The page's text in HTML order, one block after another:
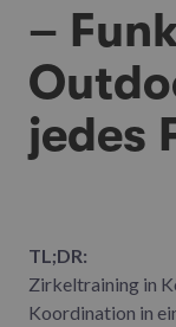
–
jedes
TL;DR:
Zirkeltraining in
Koordination in